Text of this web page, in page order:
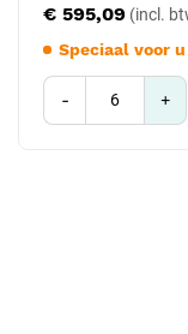
Midi meisjes 5,3 x 7 cm
of pijnloos
siliconenlijm.
Deze uitvoering
€ 595,09
Speciaal voor
- +